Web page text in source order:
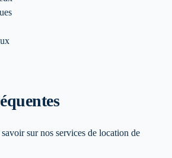
sur nos services de location de